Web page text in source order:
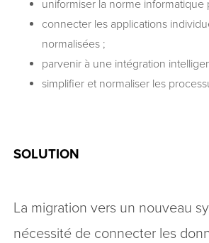
uniformiser la norme informatique
connecter les applications
normalisées ;
parvenir à une intégration
simplifier et normaliser les
SOLUTION
La migration vers un nouveau
nécessité de connecter les